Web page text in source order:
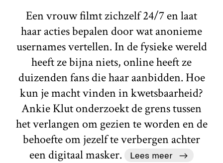
Een vrouw filmt zichzelf 24/7 en laat
haar acties bepalen door wat anonieme
usernames vertellen. In de fysieke wereld
heeft ze bijna niets, online heeft ze
duizenden fans die haar aanbidden. Hoe
kun je macht vinden in kwetsbaarheid?
Ankie Klut onderzoekt de grens tussen
het verlangen om gezien te worden en de
behoefte om jezelf te verbergen achter
een digitaal masker.
Lees meer